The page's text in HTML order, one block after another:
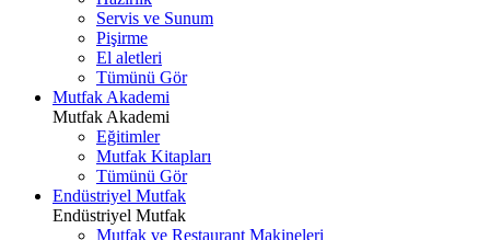
Servis ve Sunum
Pişirme
El aletleri
Tümünü Gör
Mutfak Akademi
Mutfak Akademi
Eğitimler
Mutfak Kitapları
Tümünü Gör
Endüstriyel Mutfak
Endüstriyel Mutfak
Mutfak ve Restaurant Makineleri